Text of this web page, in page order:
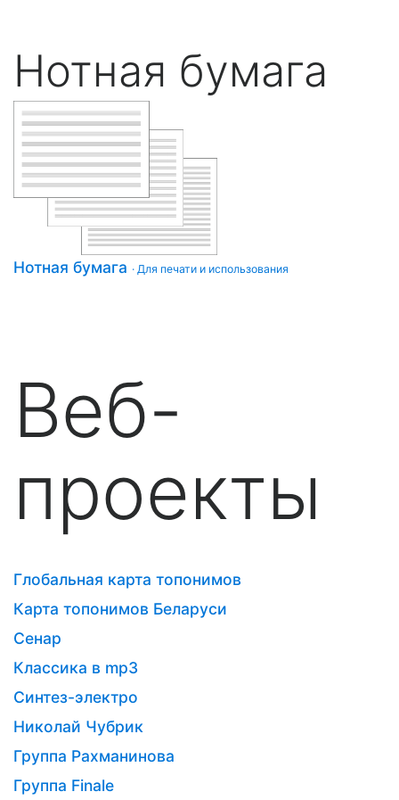
Нотная бумага
Нотная бумага · Для печати и использования
Веб-
проекты
Глобальная карта топонимов
Карта топонимов Беларуси
Сенар
Классика в mp3
Синтез-электро
Николай Чубрик
Группа Рахманинова
Группа Finale